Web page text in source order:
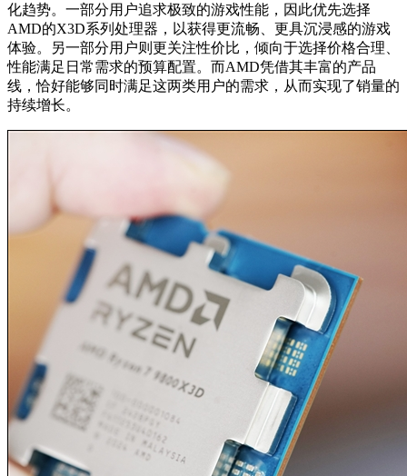
化趋势。一部分用户追求极致的游戏性能，因此优先选择
AMD的X3D系列处理器，以获得更流畅、更具沉浸感的游戏
体验。另一部分用户则更关注性价比，倾向于选择价格合理、
性能满足日常需求的预算配置。而AMD凭借其丰富的产品
线，恰好能够同时满足这两类用户的需求，从而实现了销量的
持续增长。